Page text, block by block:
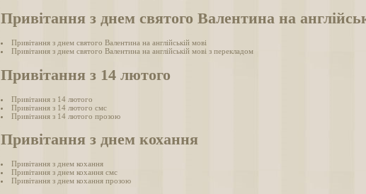
Привітання з днем святого Валентина на
Привітання з днем святого Валентина на англійській мові
Привітання з днем святого Валентина на англійській мові з перекладом
Привітання з 14 лютого
Привітання з 14 лютого
Привітання з 14 лютого смс
Привітання з 14 лютого прозою
Привітання з днем кохання
Привітання з днем кохання
Привітання з днем кохання смс
Привітання з днем кохання прозою